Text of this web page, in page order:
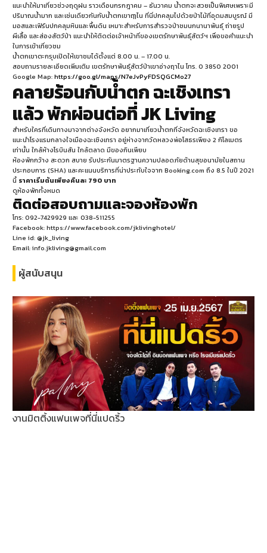
แนะนำให้มาเที่ยวช่วงฤดูฝน ราวเดือนกรกฎาคม – ธันวาคม น้ำตกจะสวยเป็นพิเศษเพราะมี
ปริมาณน้ำมาก และเช่นเดียวกันกับน้ำตกเขาฤๅไน ที่นี่ปกคลุมไปด้วยป่าไม้ที่อุดมสมบูรณ์ มี
มอสและเฟิร์นปกคลุมหินและพื้นดิน เหมาะสำหรับการสำรวจป่าชมนกนานาพันธุ์ ถ่ายรูป
ผีเสื้อ และส่องสัตว์ป่า แนะนำให้ติดต่อเจ้าหน้าที่ของเขตรักษาพันธุ์สัตว์ฯ เพื่อขอคำแนะนำ
ในการเข้าเที่ยวชม
น้ำตกเขาตะกรุบเปิดให้เขาชมได้ตั้งแต่ 8.00 น. – 17.00 น.
สอบถามรายละเอียดเพิ่มเติม เขตรักษาพันธุ์สัตว์ป่าเขาอ่างฤาไน โทร. 0 3850 2001
Google Map:https://goo.gl/maps/N7eJvPyFDSQGCMo27
คลายร้อนกับน้ำตก ฉะเชิงเทรา
แล้ว พักผ่อนต่อที่ JK Living
สำหรับใครที่เดินทางมาจากต่างจังหวัด อยากมาเที่ยวน้ำตกที่จังหวัดฉะเชิงเทรา ขอ
แนะนำโรงแรมกลางใจเมืองฉะเชิงเทรา อยู่ห่างจากวัดหลวงพ่อโสธรเพียง 2 กิโลเมตร
เท่านั้น ใกล้ห้างโรบินสัน ใกล้ตลาด มีของกินเพียบ
ห้องพักกว้าง สะดวก สบาย รับประกันมาตรฐานความปลอดภัยด้านสุขอนามัยในสถาน
ประกอบการ (SHA) และคะแนนบริการที่น่าประทับใจจาก Booking.com ถึง 8.5 ในปี 2021
นี้ ราคาเริ่มต้นเพียงคืนละ 790 บาท
ดูห้องพักทั้งหมด
ติดต่อสอบถามและจองห้องพัก
โทร: 092-7429929 และ 038-511255
Facebook: https://www.facebook.com/jklivinghotel/
Line id: @jk_living
Email: info.jkliving@gmail.com
ผู้สนับสนุน
งานมิตติ้งแฟนเพจที่นี่แปดริ้ว